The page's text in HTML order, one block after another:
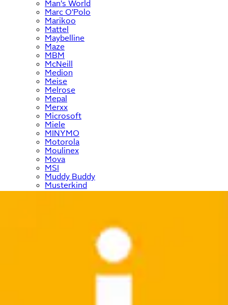
Man's World
Marc O'Polo
Marikoo
Mattel
Maybelline
Maze
MBM
McNeill
Medion
Meise
Melrose
Mepal
Merxx
Microsoft
Miele
MINYMO
Motorola
Moulinex
Mova
MSI
Muddy Buddy
Musterkind
Mustang